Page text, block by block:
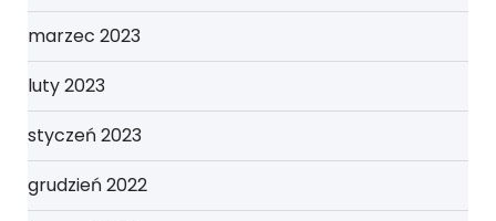
marzec 2023
luty 2023
styczeń 2023
grudzień 2022